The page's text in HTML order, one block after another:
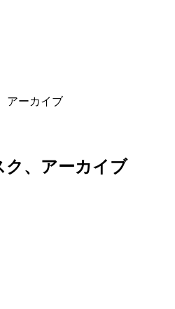
アーカイブ
ク、アーカイブ